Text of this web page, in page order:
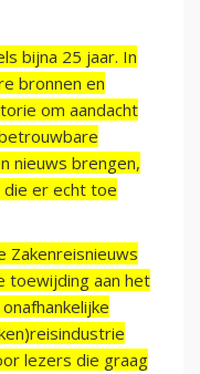
bijna 25 jaar. In
bronnen en
om aandacht
nieuws brengen,
er echt toe
Zakenreisnieuws
toewijding aan het
lezers die graag